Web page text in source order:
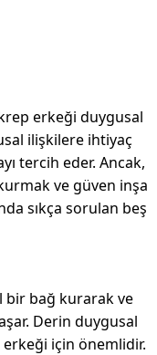
erkeği duygusal
ilişkilere ihtiyaç
tercih eder. Ancak,
ve güven inşa
sıkça sorulan beş
bir bağ kurarak ve
Derin duygusal
erkeği için önemlidir.